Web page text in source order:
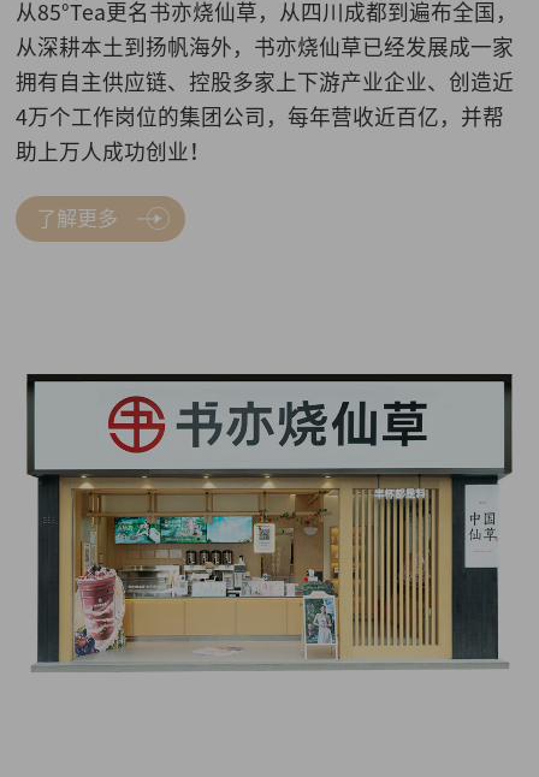
从85°Tea更名书亦烧仙草，从四川成都到遍布全国，
从深耕本土到扬帆海外，书亦烧仙草已经发展成一家
拥有自主供应链、控股多家上下游产业企业、创造近
4万个工作岗位的集团公司，每年营收近百亿，并帮
助上万人成功创业！
了解更多